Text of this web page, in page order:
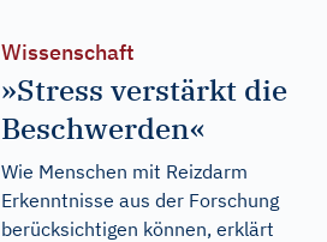
Wissenschaft
»Stress verstärkt die
Beschwerden«
Wie Menschen mit Reizdarm
Erkenntnisse aus der Forschung
berücksichtigen können, erklärt